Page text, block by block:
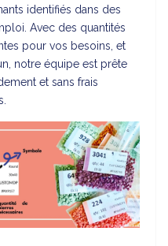
identifiés dans des
Avec des quantités
pour vos besoins, et
notre équipe est prête
et sans frais